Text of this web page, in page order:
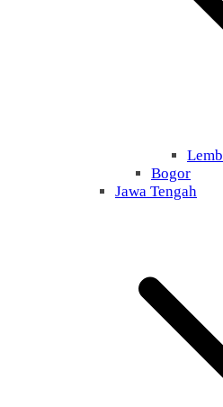
Bogor
Jawa Tengah